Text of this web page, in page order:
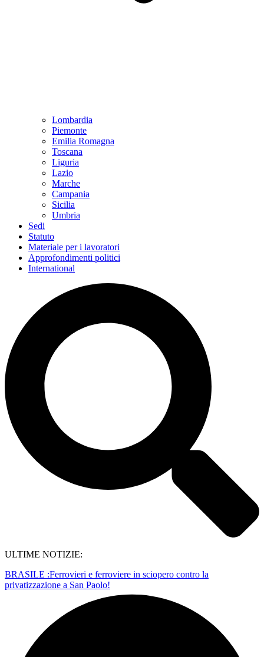
Lombardia
Piemonte
Emilia Romagna
Toscana
Liguria
Lazio
Marche
Campania
Sicilia
Umbria
Sedi
Statuto
Materiale per i lavoratori
Approfondimenti politici
International
ULTIME NOTIZIE:
BRASILE :Ferrovieri e ferroviere in sciopero contro la
privatizzazione a San Paolo!